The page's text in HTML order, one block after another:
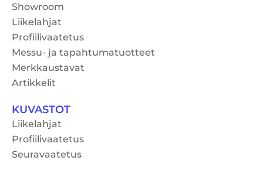
Showroom
Liikelahjat
Profiilivaatetus
Messu- ja tapahtumatuotteet
Merkkaustavat
Artikkelit
KUVASTOT
Liikelahjat
Profiilivaatetus
Seuravaatetus